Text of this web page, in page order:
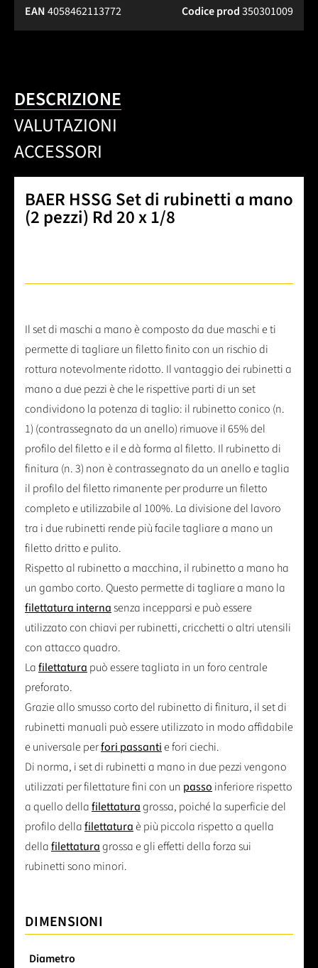
Codice prod350301009
EAN4058462113772
DESCRIZIONE
VALUTAZIONI
ACCESSORI
BAER HSSG Set di rubinetti a mano
(2 pezzi) Rd 20 x 1/8
Il set di maschi a mano è composto da due maschi e ti
permette di tagliare un filetto finito con un rischio di
rottura notevolmente ridotto. Il vantaggio dei rubinetti a
mano a due pezzi è che le rispettive parti di un set
condividono la potenza di taglio: il rubinetto conico (n.
1) (contrassegnato da un anello) rimuove il 65% del
profilo del filetto e il e dà forma al filetto. Il rubinetto di
finitura (n. 3) non è contrassegnato da un anello e taglia
il profilo del filetto rimanente per produrre un filetto
completo e utilizzabile al 100%. La divisione del lavoro
tra i due rubinetti rende più facile tagliare a mano un
filetto dritto e pulito.
Rispetto al rubinetto a macchina, il rubinetto a mano ha
un gambo corto. Questo permette di tagliare a mano la
filettatura internasenza incepparsi e può essere
utilizzato con chiavi per rubinetti, cricchetti o altri utensili
con attacco quadro.
Lafilettaturapuò essere tagliata in un foro centrale
preforato.
Grazie allo smusso corto del rubinetto di finitura, il set di
rubinetti manuali può essere utilizzato in modo affidabile
e universale perfori passantie fori ciechi.
Di norma, i set di rubinetti a mano in due pezzi vengono
utilizzati per filettature fini con un passoinferiore rispetto
a quello dellafilettaturagrossa, poiché la superficie del
profilo dellafilettaturaè più piccola rispetto a quella
dellafilettaturagrossa e gli effetti della forza sui
rubinetti sono minori.
DIMENSIONI
Diametro